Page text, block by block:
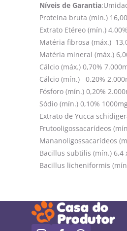
Níveis de Garantia
Proteína bruta (mín.)
Extrato Etéreo (mín.)
Matéria fibrosa (máx.)
Matéria mineral (máx.)
Cálcio (máx.) 0,70%
Cálcio (mín.) 0,20%
Fósforo (mín.) 0,20%
Sódio (mín.) 0,10%
Extrato de Yucca
Frutooligossacarídeos
Mananoligossacarídeos
Bacillus subtilis (mín.) 6,4
Bacillus licheniformis